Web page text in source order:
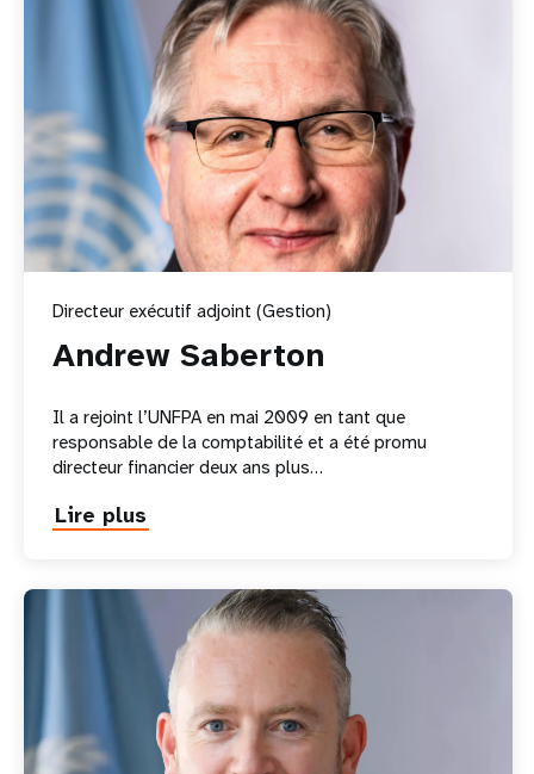
Directeur exécutif adjoint (Gestion)
Andrew Saberton
Il a rejoint l’UNFPA en mai 2009 en tant que
responsable de la comptabilité et a été promu
directeur financier deux ans plus…
Lire plus
about